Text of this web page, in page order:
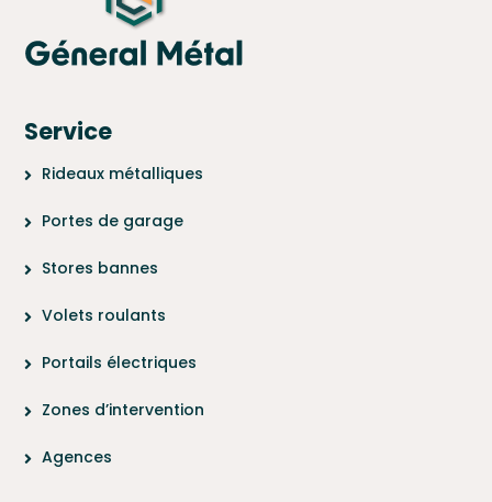
Service
Rideaux métalliques
Portes de garage
Stores bannes
Volets roulants
Portails électriques
Zones d’intervention
Agences